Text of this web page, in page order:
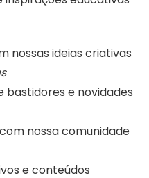
nossas ideias criativas
bastidores e novidades
nossa comunidade
e conteúdos